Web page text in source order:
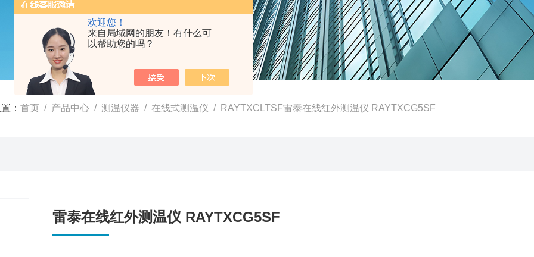
欢迎您！
来自局域网的朋友！有什么可
以帮助您的吗？
： 首页 / 产品中心 / 测温仪器 / 在线式测温仪 / RAYTXCLTSF雷泰在线红外测温仪 RAYTXCG5SF
雷泰在线红外测温仪 RAYTXCG5SF